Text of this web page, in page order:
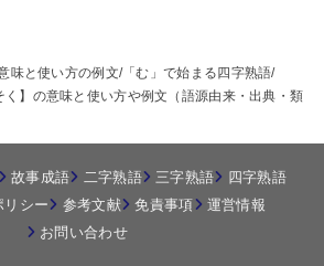
味と使い方の例文 「む」で始まる四字熟語
く】の意味と使い方や例文（語源由来・出典・類
故事成語 二字熟語 三字熟語
四字熟語
リシー
参考文献 免責事項
運営情報
お問い合わせ